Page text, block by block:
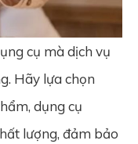
cụ mà dịch vụ
Hãy lựa chọn
dụng cụ
lượng, đảm bảo